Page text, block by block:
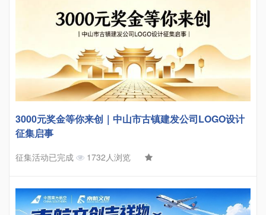
3000元奖金等你来创｜中山市古镇建发公司LOGO设计
征集启事
征集活动已完成 1732人浏览